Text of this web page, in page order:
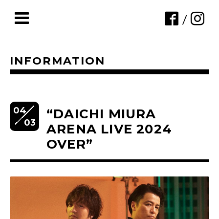
/
INFORMATION
04
03
“DAICHI MIURA
ARENA LIVE 2024
OVER”